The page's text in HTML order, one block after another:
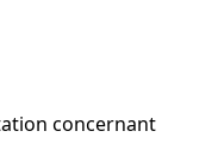
concernant